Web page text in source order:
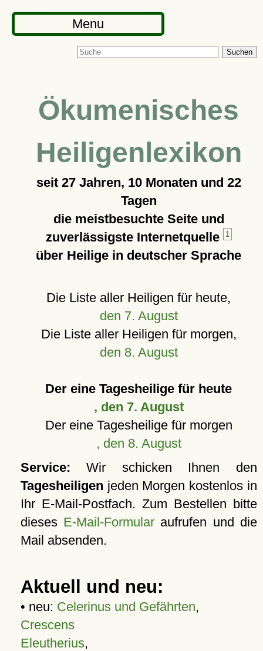
Menu
Suchen
Ökumenisches
Heiligenlexikon
seit 27 Jahren, 10 Monaten und 22
Tagen
die meistbesuchte Seite und
zuverlässigste Internetquelle
1
über Heilige in deutscher Sprache
Die Liste aller Heiligen für heute,
den 7. August
Die Liste aller Heiligen für morgen,
den 8. August
Der eine Tagesheilige für heute
, den 7. August
Der eine Tagesheilige für morgen
, den 8. August
Service: Wir schicken Ihnen den
Tagesheiligen jeden Morgen kostenlos in
Ihr E-Mail-Postfach. Zum Bestellen bitte
dieses E-Mail-Formular aufrufen und die
Mail absenden.
Aktuell und neu:
• neu: Celerinus und Gefährten,
Crescens
Eleutherius,